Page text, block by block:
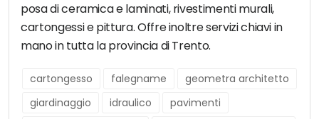
posa di ceramica e laminati, rivestimenti murali,
cartongessi e pittura. Offre inoltre servizi chiavi in
mano in tutta la provincia di Trento.
cartongesso falegname
geometra architetto
giardinaggio
idraulico
pavimenti